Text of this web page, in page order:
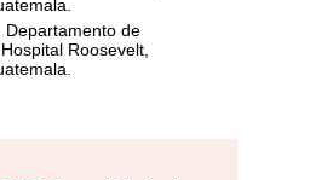
Departamento de
Roosevelt,